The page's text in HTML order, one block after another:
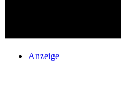
Anzeige